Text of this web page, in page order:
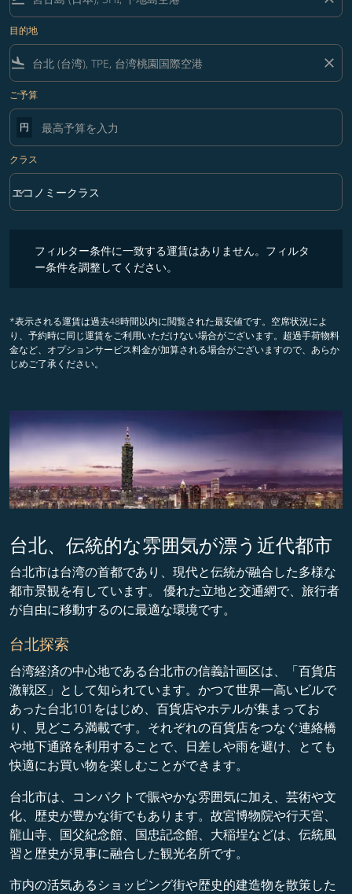
目的地
flight_land close
ご予算
円
クラス
クラス option エコノミークラス Selected
エコノミークラス
keyboard_arrow_down
フィルター条件に一致する運賃はありません。フィルタ
ー条件を調整してください。
*表示される運賃は過去48時間以内に閲覧された最安値です。空席状況によ
り、予約時に同じ運賃をご利用いただけない場合がございます。超過手荷物料
金など、オプションサービス料金が加算される場合がございますので、あらか
じめご了承ください。
台北、伝統的な雰囲気が漂う近代都市
台北市は台湾の首都であり、現代と伝統が融合した多様な
都市景観を有しています。 優れた立地と交通網で、旅行者
が自由に移動するのに最適な環境です。
台北探索
台湾経済の中心地である台北市の信義計画区は、「百貨店
激戦区」として知られています。かつて世界一高いビルで
あった台北101をはじめ、百貨店やホテルが集まってお
り、見どころ満載です。それぞれの百貨店をつなぐ連絡橋
や地下通路を利用することで、日差しや雨を避け、とても
快適にお買い物を楽しむことができます。
台北市は、コンパクトで賑やかな雰囲気に加え、芸術や文
化、歴史が豊かな街でもあります。故宮博物院や行天宮、
龍山寺、国父紀念館、国忠記念館、大稲埕などは、伝統風
習と歴史が見事に融合した観光名所です。
市内の活気あるショッピング街や歴史的建造物を散策した